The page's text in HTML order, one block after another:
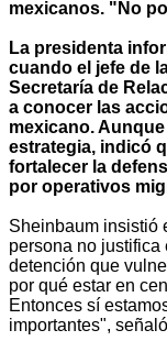
mexicanos. "No
La presidenta
cuando el jefe de
Secretaría de
a conocer las
mexicano.
estrategia, indicó
fortalecer la
por operativos
Sheinbaum insistió
persona no
detención que
por qué estar en
Entonces sí
importantes",